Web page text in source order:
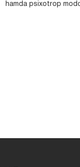
hamda psixotrop